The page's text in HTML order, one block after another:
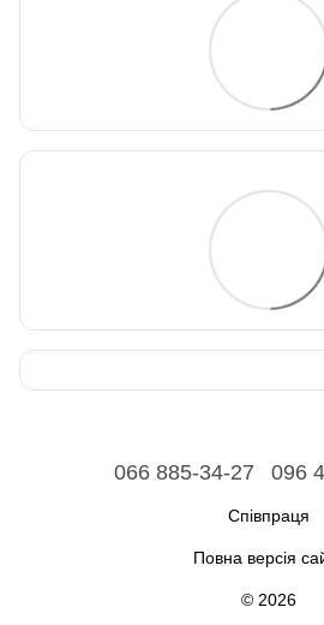
066 885-34-27 096
Співпраця
Повна версія
© 2026